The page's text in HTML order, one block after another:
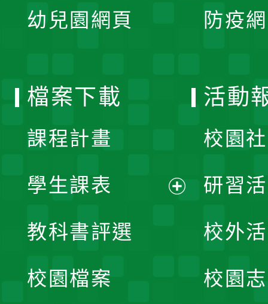
幼兒園網頁 防疫
檔案下載
課程計畫
學生課表
教科書評選
校園檔案
活動
校園
研習
校外
校園